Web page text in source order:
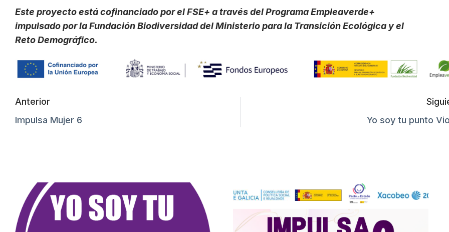
Este proyecto está cofinanciado por el FSE+ a través del Programa Empleaverde+
impulsado por la Fundación Biodiversidad del Ministerio para la Transición Ecológica y el
Reto Demográfico.
Anterior
Impulsa Mujer 6
Yo soy tu punto